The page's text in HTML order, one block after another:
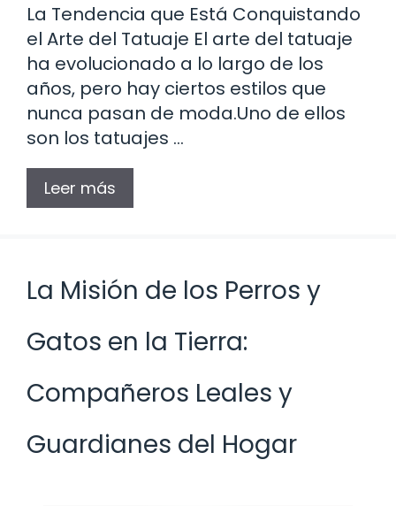
La Tendencia que Está Conquistando
el Arte del Tatuaje El arte del tatuaje
ha evolucionado a lo largo de los
años, pero hay ciertos estilos que
nunca pasan de moda.Uno de ellos
son los tatuajes …
Leer más
La Misión de los Perros y
Gatos en la Tierra:
Compañeros Leales y
Guardianes del Hogar